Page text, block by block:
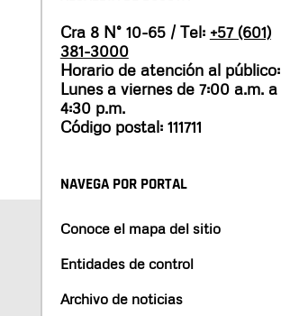
Cra 8 N° 10-65 / Tel: +57 (601)
381-3000
Horario de atención al público:
Lunes a viernes de 7:00 a.m. a
4:30 p.m.
Código postal: 111711
NAVEGA POR PORTAL
Conoce el mapa del sitio
Entidades de control
Archivo de noticias